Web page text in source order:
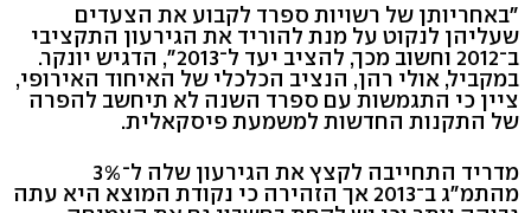
"באחריותן של רשויות ספרד לקבוע את הצעדים
שעליהן לנקוט על מנת להוריד את הגירעון התקציבי
ב־2012 וחשוב מכך, להציב יעד ל־2013", הדגיש יונקר.
במקביל, אולי רהן, הנציב הכלכלי של האיחוד האירופי,
ציין כי התגמשות עם ספרד השנה לא תיחשב להפרה
של התקנות החדשות למשמעת פיסקאלית.
מדריד התחייבה לקצץ את הגירעון שלה ל־3%
מהתמ"ג ב־2013 אך הזהירה כי נקודת המוצא היא עתה